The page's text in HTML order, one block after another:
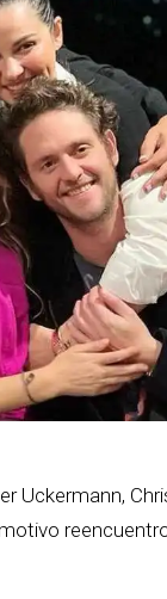
Uckermann,